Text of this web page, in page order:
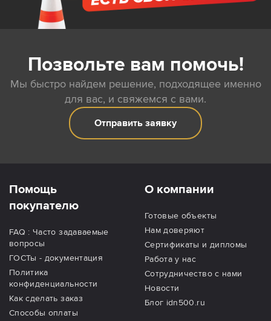
Позвольте вам помочь!
Мы быстро найдем решение, подходящее именно
для вас, и свяжемся с вами.
Отправить заявку
Помощь
покупателю
FAQ : Часто задаваемые
вопросы
ГОСТы - документация
Политика
конфиденциальности
Как сделать заказ
Способы оплаты
О компании
Готовые объекты
Нам доверяют
Сертификаты и дипломы
Работа у нас
Сотрудничество с нами
Новости
Блог idn500.ru